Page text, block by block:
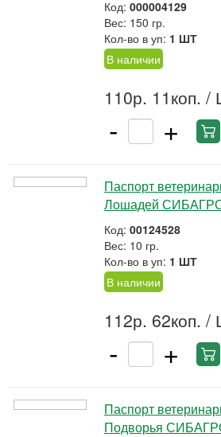
Код: 000004129
Вес: 150 гр.
Кол-во в уп: 1 ШТ
В наличии
110р. 11коп. /
- +
Паспорт
Лошадей
Код: 00124528
Вес: 10 гр.
Кол-во в уп: 1 ШТ
В наличии
112р. 62коп. /
- +
Паспорт
Подворья